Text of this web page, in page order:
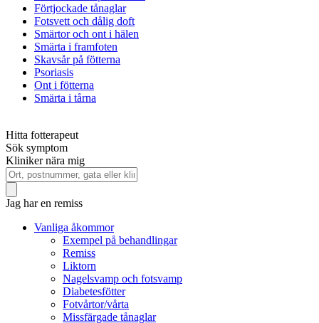
Förtjockade tånaglar
Fotsvett och dålig doft
Smärtor och ont i hälen
Smärta i framfoten
Skavsår på fötterna
Psoriasis
Ont i fötterna
Smärta i tårna
Hitta fotterapeut
Sök symptom
Kliniker nära mig
Jag har en remiss
Vanliga åkommor
Exempel på behandlingar
Remiss
Liktorn
Nagelsvamp och fotsvamp
Diabetesfötter
Fotvårtor/vårta
Missfärgade tånaglar